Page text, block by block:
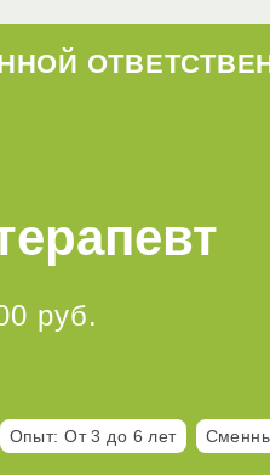
руб.
Опыт: От 3 до 6 лет